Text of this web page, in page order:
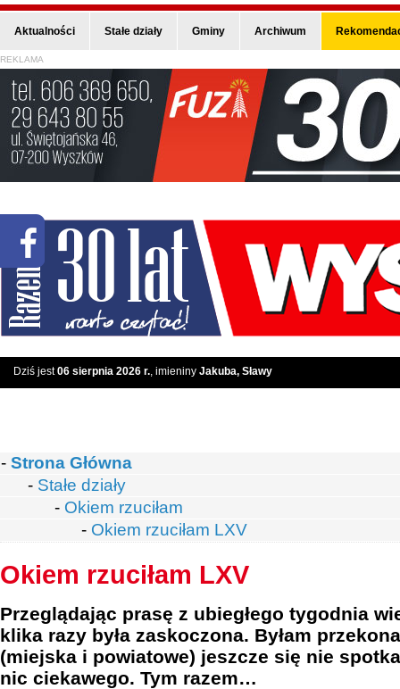
Aktualności Stałe działy Gminy Archiwum
REKLAMA
Dziś jest06 sierpnia 2026 r., imieniny Jakuba, Sławy
- Strona Główna
- Stałe działy
- Okiem rzuciłam
- Okiem rzuciłam LXV
Okiem rzuciłam LXV
Przeglądając prasę z ubiegłego tygodnia
klika razy była zaskoczona. Byłam
(miejska i powiatowe) jeszcze się nie
nic ciekawego. Tym razem…